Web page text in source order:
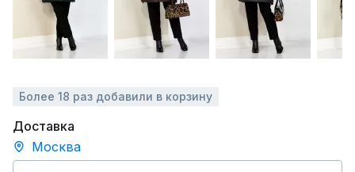
Более 18 раз добавили в корзину
Доставка
Москва